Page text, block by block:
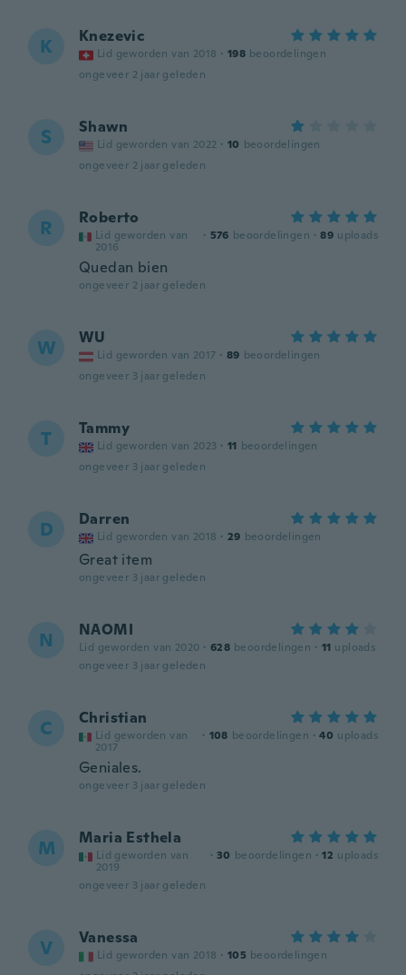
K Knezevic
Lid geworden van 2018 · 198 beoordelingen
ongeveer 2 jaar geleden
S Shawn
Lid geworden van 2022 · 10 beoordelingen
ongeveer 2 jaar geleden
R Roberto
Lid geworden van
2016
· 576 beoordelingen · 89 uploads
Quedan bien
ongeveer 2 jaar geleden
W WU
Lid geworden van 2017 · 89 beoordelingen
ongeveer 3 jaar geleden
T Tammy
Lid geworden van 2023 · 11 beoordelingen
ongeveer 3 jaar geleden
D Darren
Lid geworden van 2018 · 29 beoordelingen
Great item
ongeveer 3 jaar geleden
N NAOMI
Lid geworden van 2020 · 628 beoordelingen · 11 uploads
ongeveer 3 jaar geleden
C Christian
Lid geworden van
2017
· 108 beoordelingen · 40 uploads
Geniales.
ongeveer 3 jaar geleden
M Maria Esthela
Lid geworden van
2019
· 30 beoordelingen · 12 uploads
ongeveer 3 jaar geleden
V Vanessa
Lid geworden van 2018 · 105 beoordelingen